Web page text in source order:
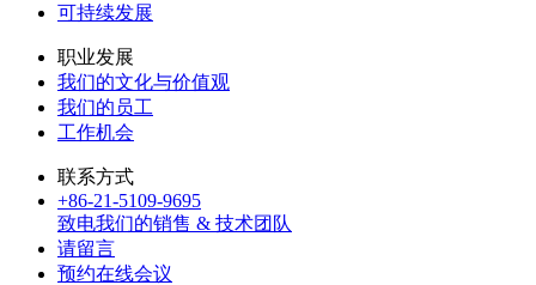
可持续发展
职业发展
我们的文化与价值观
我们的员工
工作机会
联系方式
+86-21-5109-9695
致电我们的销售 & 技术团队
请留言
预约在线会议